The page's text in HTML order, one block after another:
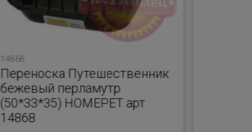
14868
Переноска Путешественник
бежевый перламутр
(50*33*35) HOMEPET арт.
14868